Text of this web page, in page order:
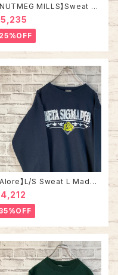
NUTMEG MILLS】Sweat XL
in USA 90s “UNIVER
OF TENNESSEE” vinta
ge ナツメグミルズ カレッジモノ
レッジロゴ テネシー大学 スウ
ット トレーナー ヴィンテージ
アメリカ USA 古着
25%OFF
Alore】L/S Sweat L Made i
社交クラブ プロモ
ション スウェット トレーナー
製 vintage ヴィンテージ
メリカ USA 古着